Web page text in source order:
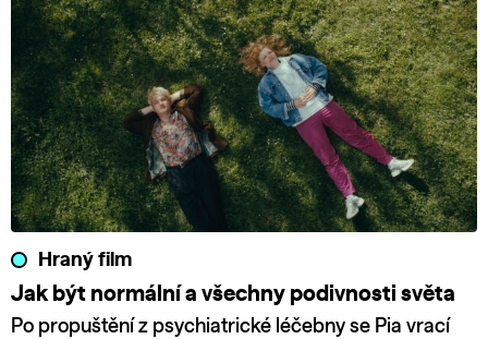
Hraný film
Jak být normální a všechny podivnosti světa
Po propuštění z psychiatrické léčebny se Pia vrací